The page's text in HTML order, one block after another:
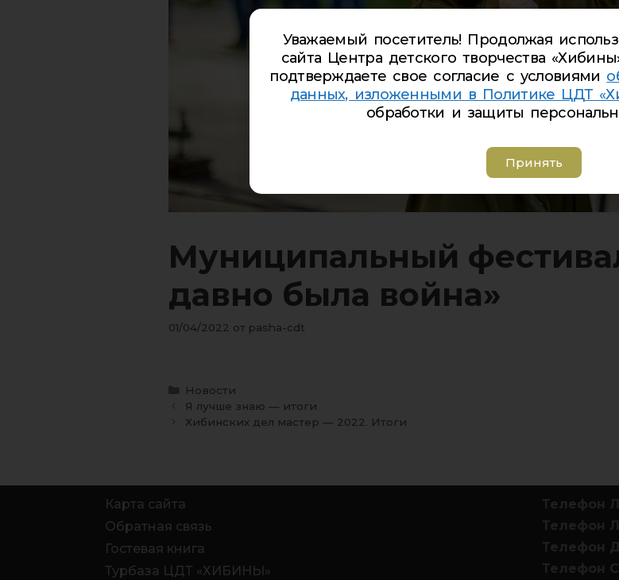
Муниципальный
давно была война»
01/04/2022 от pasha-cdt
Новости
Я лучше знаю — итоги
Хибинских дел мастер — 2022. Итоги
Карта сайта
Обратная связь
Гостевая книга
Турбаза ЦДТ «ХИБИНЫ»
Уважаемый посетитель! Продолжая
сайта Центра детского творчества
подтверждаете свое согласие с условиями
данных, изложенными в Политике ЦДТ
обработки и защиты
Принять